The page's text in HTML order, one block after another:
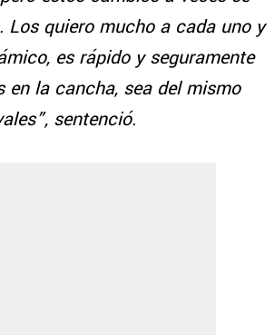
Los quiero mucho a cada uno y
es rápido y seguramente
en la cancha, sea del mismo
sentenció.